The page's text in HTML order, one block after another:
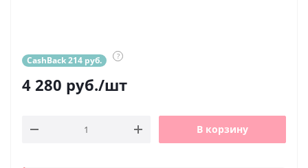
CashBack 214 руб. ?
4 280 руб./шт
В корзину